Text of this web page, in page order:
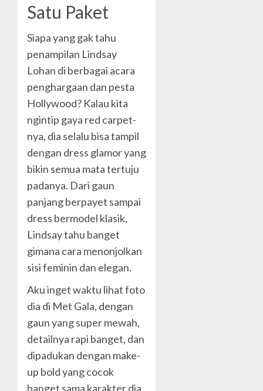
Satu Paket
Siapa yang gak tahu
penampilan Lindsay
Lohan di berbagai acara
penghargaan dan pesta
Hollywood? Kalau kita
ngintip gaya red carpet-
nya, dia selalu bisa tampil
dengan dress glamor yang
bikin semua mata tertuju
padanya. Dari gaun
panjang berpayet sampai
dress bermodel klasik,
Lindsay tahu banget
gimana cara menonjolkan
sisi feminin dan elegan.
Aku inget waktu lihat foto
dia di Met Gala, dengan
gaun yang super mewah,
detailnya rapi banget, dan
dipadukan dengan make-
up bold yang cocok
banget sama karakter dia.